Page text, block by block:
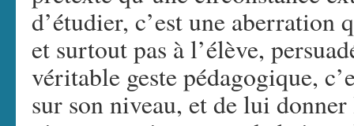
d’étudier, c’est une aberration
et surtout pas à l’élève,
véritable geste pédagogique,
sur son niveau, et de lui